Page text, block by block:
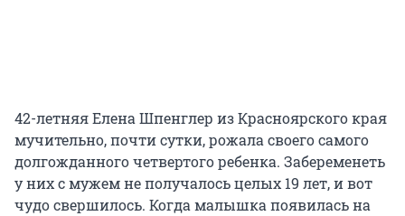
42-летняя Елена Шпенглер из Красноярского края
мучительно, почти сутки, рожала своего самого
долгожданного четвертого ребенка. Забеременеть
у них с мужем не получалось целых 19 лет, и вот
чудо свершилось. Когда малышка появилась на